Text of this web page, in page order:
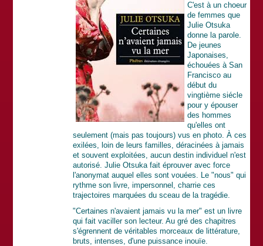
C'est à un choeur
de femmes que
Julie Otsuka
donne la parole.
De jeunes
Japonaises,
échouées à San
Francisco au
début du
vingtième siécle
pour y épouser
des hommes
qu'elles ont
seulement (mais pas toujours) vus en photo. À ces
exilées, loin de leurs familles, déracinées à jamais
et souvent exploitées, aucun destin individuel n'est
autorisé. Julie Otsuka fait éprouver avec force
l'anonymat auquel elles sont vouées. Le "nous" qui
rythme son livre, impersonnel, charrie ces
trajectoires marquées du sceau de la tragédie.
"Certaines n'avaient jamais vu la mer" est un livre
qui fait vaciller son lecteur. Au gré des chapitres
s'égrennent de véritables morceaux de littérature,
bruts, intenses, d'une puissance inouïe.